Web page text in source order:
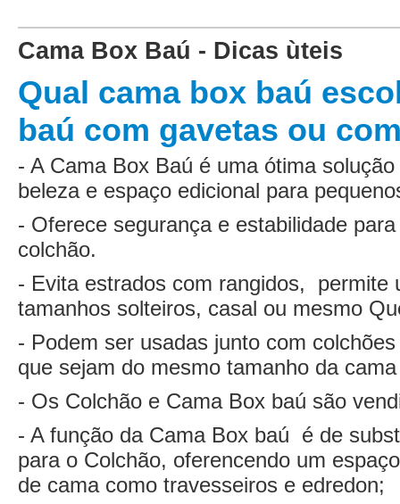
Cama Box Baú - Dicas ùteis
Qual cama box baú
baú com gavetas ou
- A Cama Box Baú é uma ótima
beleza e espaço edicional para
- Oferece segurança e estabilidade
colchão.
- Evita estrados com rangidos, permite
tamanhos solteiros, casal ou mesmo
- Podem ser usadas junto com
que sejam do mesmo tamanho da
- Os Colchão e Cama Box baú são
- A função da Cama Box baú é de
para o Colchão, oferencendo um
de cama como travesseiros e edredon;